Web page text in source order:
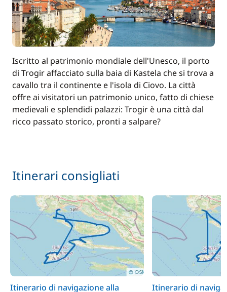
Iscritto al patrimonio mondiale dell'Unesco, il porto
di Trogir affacciato sulla baia di Kastela che si trova a
cavallo tra il continente e l'isola di Ciovo. La città
offre ai visitatori un patrimonio unico, fatto di chiese
medievali e splendidi palazzi: Trogir è una città dal
ricco passato storico, pronti a salpare?
Itinerari consigliati
Itinerario di navigazione alla
Itinerario di